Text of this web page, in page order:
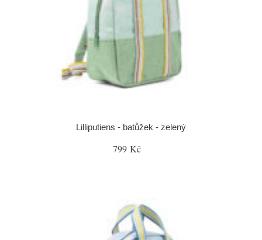
Lilliputiens - batůžek - zelený
799 Kč